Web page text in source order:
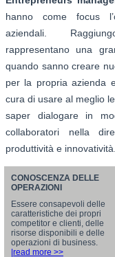
hanno come focus
aziendali.
rappresentano una
quando sanno creare
per la propria azienda
cura di usare al meglio
saper dialogare in
collaboratori nella
produttività e innovatività.
CONOSCENZA DELLE
OPERAZIONI
Essere consapevoli delle
caratteristiche dei propri
competitor e clienti, delle
risorse disponibili e delle
operazioni di business.
|read more >>